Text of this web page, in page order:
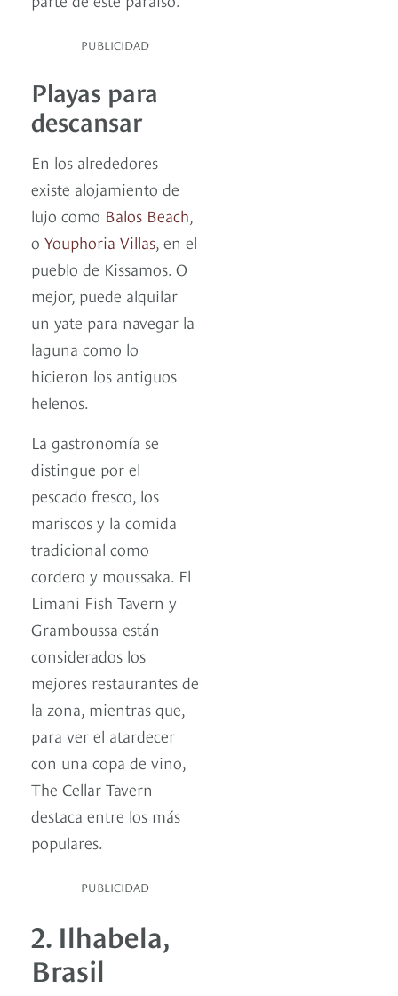
PUBLICIDAD
Playas para
descansar
En los alrededores
existe alojamiento de
lujo como Balos Beach,
o Youphoria Villas, en el
pueblo de Kissamos. O
mejor, puede alquilar
un yate para navegar la
laguna como lo
hicieron los antiguos
helenos.
La gastronomía se
distingue por el
pescado fresco, los
mariscos y la comida
tradicional como
cordero y moussaka. El
Limani Fish Tavern y
Gramboussa están
considerados los
mejores restaurantes de
la zona, mientras que,
para ver el atardecer
con una copa de vino,
The Cellar Tavern
destaca entre los más
populares.
PUBLICIDAD
2. Ilhabela,
Brasil